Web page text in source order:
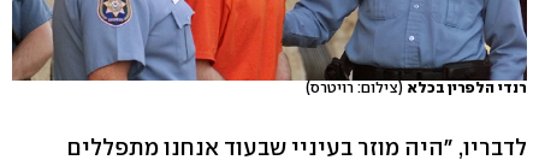
רנדי הלפרין בכלא(צילום: רויטרס)
לדבריו, "היה מוזר בעיניי שבעוד אנחנו מתפללים